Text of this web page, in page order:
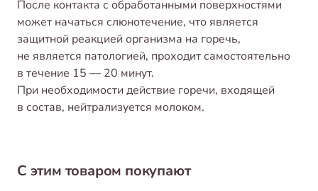
После контакта с обработанными поверхностями
может начаться слюнотечение, что является
защитной реакцией организма на горечь,
не является патологией, проходит самостоятельно
в течение 15 — 20 минут.
При необходимости действие горечи, входящей
в состав, нейтрализуется молоком.
С этим товаром покупают